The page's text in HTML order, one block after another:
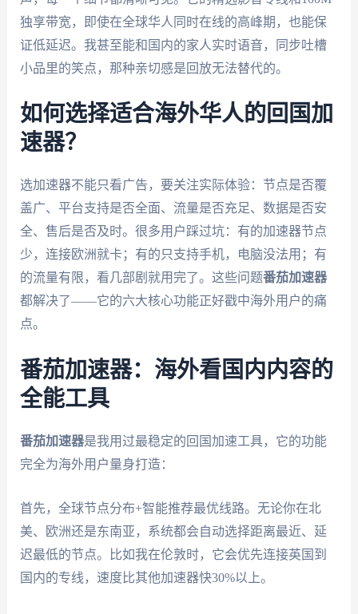
独享带宽，即使在全球华人同时在线的高峰期，也能保
证低延迟。我甚至能和国内的家人实时语音，同步吐槽
小品里的笑点，那种亲切感是回放无法替代的。
如何选择适合海外华人的回国加
速器？
选加速器不能只看广告，要关注实际体验：节点是否覆
盖广、平台支持是否全面、流量是否充足、数据是否安
全、售后是否及时。很多用户踩过坑：有的加速器节点
少，连接欧洲就卡；有的只支持手机，电脑没法用；有
的流量有限，看几部剧就用完了。这些问题番茄加速器
都解决了——它的六大核心功能正好戳中海外用户的痛
点。
番茄加速器：海外看国内内容的
全能工具
番茄加速器是我用过最稳定的回国加速工具，它的功能
完全为海外用户量身打造：
首先，全球节点分布+智能推荐最优线路。无论你在北
美、欧洲还是东南亚，系统都会自动选择距离最近、延
迟最低的节点。比如我在伦敦时，它会优先连接英国到
国内的专线，速度比其他加速器快30%以上。